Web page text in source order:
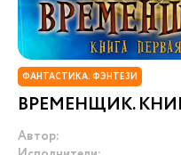
ФАНТАСТИКА. ФЭНТЕЗИ
ВРЕМЕНЩИК.
Автор: